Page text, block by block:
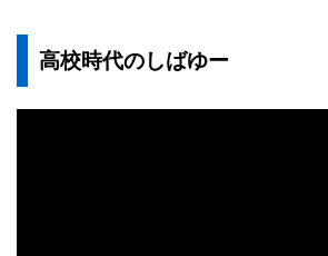
高校時代のしばゆー